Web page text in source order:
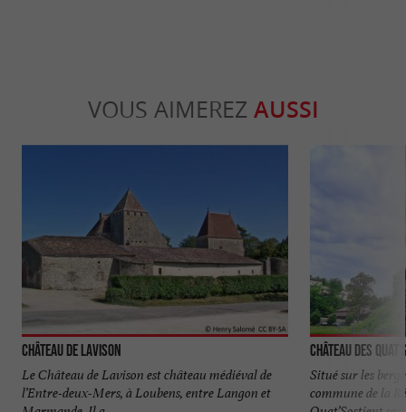
VOUS AIMEREZ AUSSI
Château de Lavison
Le Château de Lavison est château médiéval de
l’Entre-deux-Mers, à Loubens, entre Langon et
Château des
Situé sur les
commune de la